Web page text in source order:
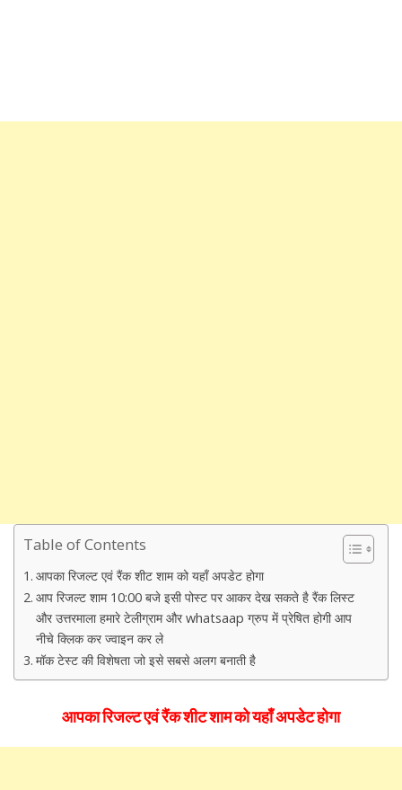
Table of Contents
आपका रिजल्ट एवं रैंक शीट शाम को यहाँ अपडेट होगा
आप रिजल्ट शाम 10:00 बजे इसी पोस्ट पर आकर देख सकते है रैंक लिस्ट
और उत्तरमाला हमारे टेलीग्राम और whatsaap ग्रुप में प्रेषित होगी आप
नीचे क्लिक कर ज्वाइन कर ले
मॉक टेस्ट की विशेषता जो इसे सबसे अलग बनाती है
आपकारिजल्टएवं रैंक शीट शाम को यहाँ अपडेट होगा